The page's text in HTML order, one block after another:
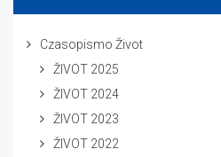
Czasopismo Život
ŽIVOT 2025
ŽIVOT 2024
ŽIVOT 2023
ŽIVOT 2022